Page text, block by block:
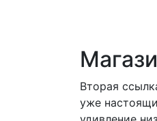
Вторая
уже